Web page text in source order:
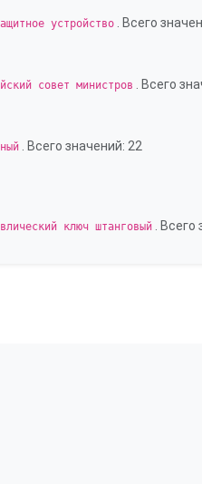
устройство . Всего
совет министров . Всего
. Всего значений: 22
ключ штанговый . Всего